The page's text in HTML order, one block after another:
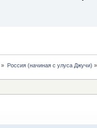
» Россия (начиная с улуса Джучи) »